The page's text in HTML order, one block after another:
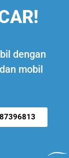
dengan
mobil